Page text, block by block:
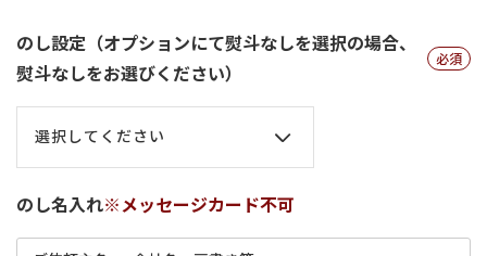
のし設定（オプションにて熨斗なしを選択の場合、
熨斗なしをお選びください）
のし名入れ※メッセージカード不可